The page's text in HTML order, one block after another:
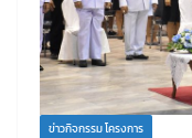
ข่าวกิจกรรม โครงการ